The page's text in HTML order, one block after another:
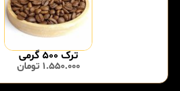
ترک ۵۰۰ گرمی
1.550.000 تومان